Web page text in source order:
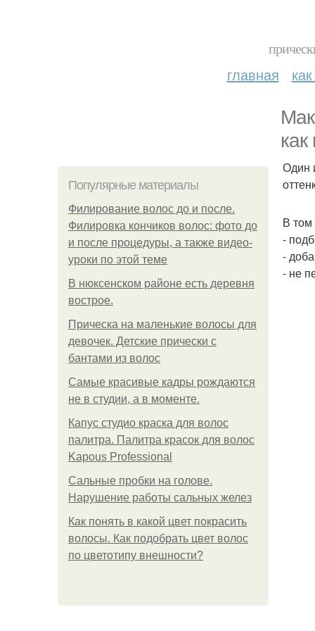
главная
Популярные материалы
Филирование волос до и после.
Филировка кончиков волос: фото до
и после процедуры, а также видео-
уроки по этой теме
В нюксенском районе есть деревня
вострое.
Прическа на маленькие волосы для
девочек. Детские прически с
бантами из волос
Самые красивые кадры рождаются
не в студии, а в моменте.
Капус студио краска для волос
палитра. Палитра красок для волос
Kapous Professional
Сальные пробки на голове.
Нарушение работы сальных желез
Как понять в какой цвет покрасить
волосы. Как подобрать цвет волос
по цветотипу внешности?
Один
В том
-
-
- не